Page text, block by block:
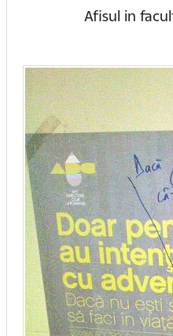
Afisul in